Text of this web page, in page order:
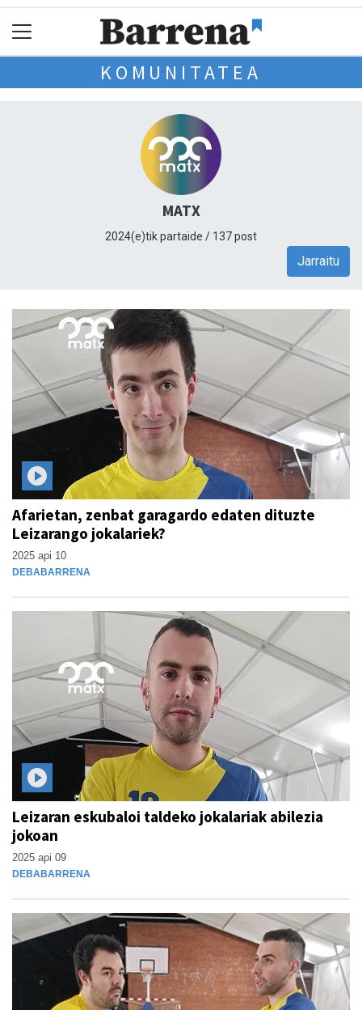
KOMUNITATEA
MATX
2024(e)tik partaide / 137 post
Jarraitu
Afarietan, zenbat garagardo edaten dituzte
Leizarango jokalariek?
2025 api 10
DEBABARRENA
Leizaran eskubaloi taldeko jokalariak abilezia
jokoan
2025 api 09
DEBABARRENA